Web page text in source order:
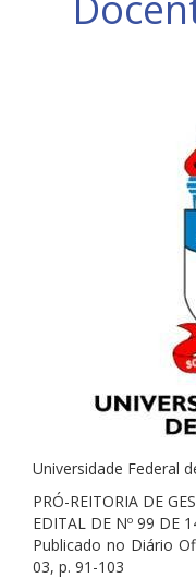
Universidade Federal
PRÓ-REITORIA DE
EDITAL DE Nº 99 DE
Publicado no Diário
03, p. 91-103